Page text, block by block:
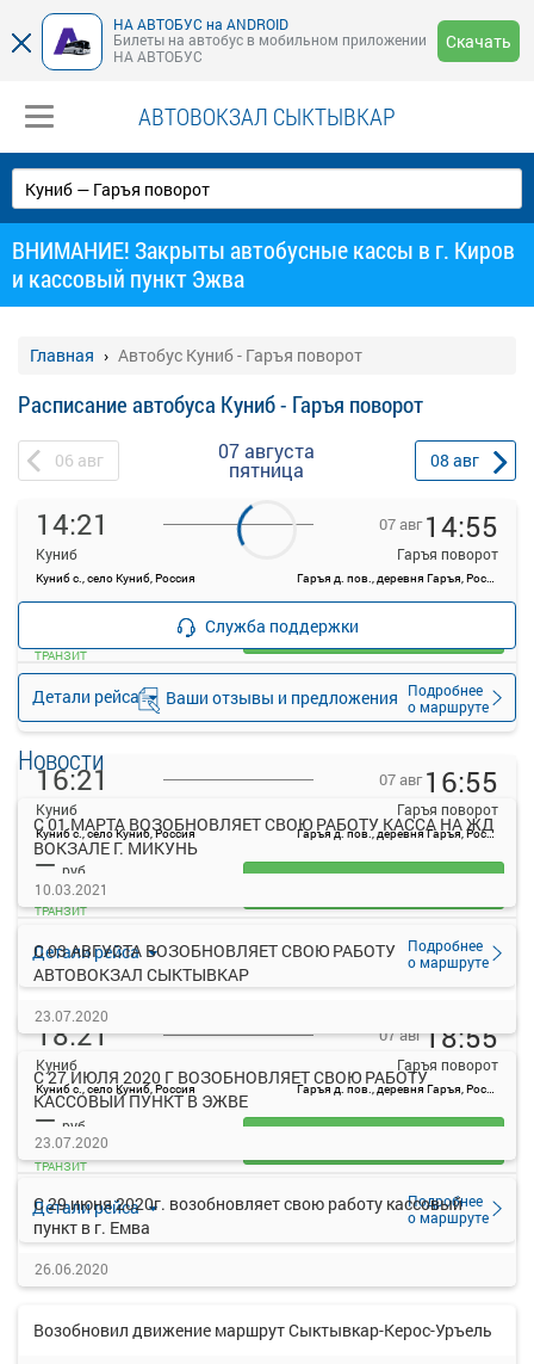
НА АВТОБУС на ANDROID
Билеты на автобус в мобильном приложении
НА АВТОБУС
Скачать
АВТОВОКЗАЛ СЫКТЫВКАР
ВНИМАНИЕ! Закрыты автобусные кассы в г. Киров
и кассовый пункт Эжва
Главная Автобус Куниб - Гаръя поворот
Расписание автобуса Куниб - Гаръя поворот
06 авг 07 августа
пятница 08 авг
14:21
Куниб
Куниб с., село Куниб, Россия
07 авг 14:55
Гаръя поворот
Гаръя д. пов., деревня Гаръя, Россия
Детали рейса
Подробнее
о маршруте
—
ТРАНЗИТ
Загрузить цену
16:21
Куниб
Куниб с., село Куниб, Россия
07 авг 16:55
Гаръя поворот
Гаръя д. пов., деревня Гаръя, Россия
Детали рейса
Подробнее
о маршруте
— руб.
ТРАНЗИТ
18:21
Куниб
Куниб с., село Куниб, Россия
07 авг18:55
Гаръя поворот
Гаръя д. пов., деревня Гаръя, Россия
Детали рейса
Подробнее
о маршруте
— руб.
ТРАНЗИТ
Служба поддержки
Ваши отзывы и предложения
Новости
С 01 МАРТА ВОЗОБНОВЛЯЕТ СВОЮ РАБОТУ КАССА НА ЖД
ВОКЗАЛЕ Г. МИКУНЬ
10.03.2021
С 03 АВГУСТА ВОЗОБНОВЛЯЕТ СВОЮ РАБОТУ
АВТОВОКЗАЛ СЫКТЫВКАР
23.07.2020
С 27 ИЮЛЯ 2020 Г ВОЗОБНОВЛЯЕТ СВОЮ РАБОТУ
КАССОВЫЙ ПУНКТ В ЭЖВЕ
23.07.2020
С 29 июня 2020г. возобновляет свою работу кассовый
пункт в г. Емва
26.06.2020
Возобновил движение маршрут Сыктывкар-Керос-Уръель